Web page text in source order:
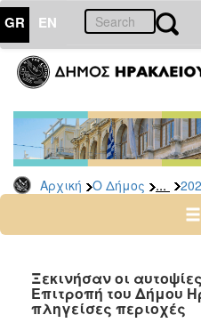
GR EN
Αρχική Ο Δήμος ...
ΔΗΜΟΣ
Δελτία
Τύπου
Αρχείο
2026
2024
2022
2021
Ξεκινήσαν οι
Επιτροπή του Δήμου
πληγείσες περιοχές